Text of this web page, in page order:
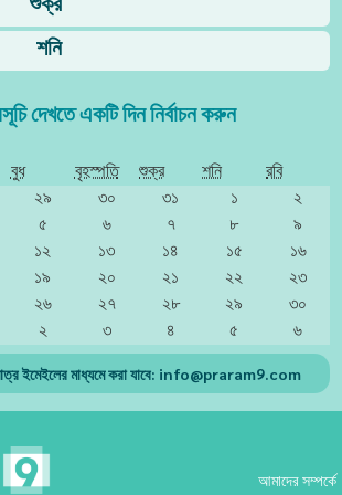
শুক্র
শনি
দেখতে একটি দিন নির্বাচন করুন
বুধ বৃহস্পতি শুক্র শনি
রবি
২৯ ৩০ ৩১ ১
২
৫ ৬ ৭ ৮
৯
১২ ১৩ ১৪ ১৫
১৬
১৯ ২০ ২১ ২২
২৩
২৬ ২৭ ২৮ ২৯
৩০
২ ৩ ৪ ৫ ৬
ইমেইলের মাধ্যমে করা যাবে: info@praram9.com
আমাদের সম্পর্কে